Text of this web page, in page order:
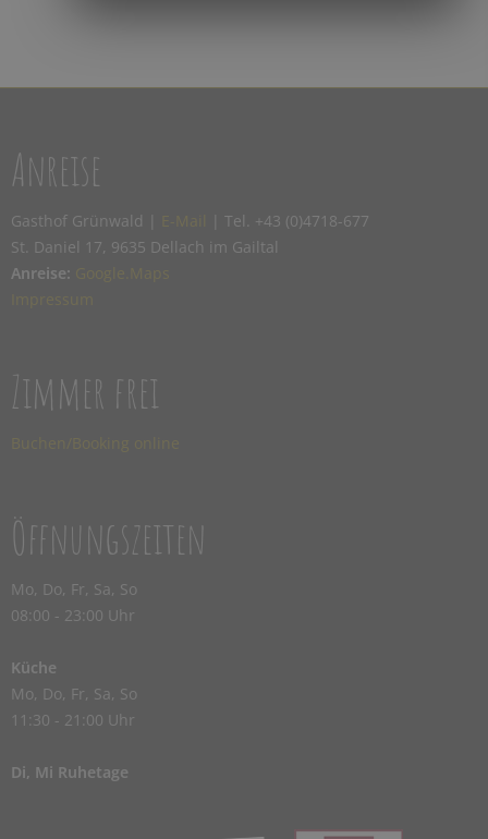
Anreise
Gasthof Grünwald |
| Tel. +43 (0)4718-677
St. Daniel 17, 9635 Dellach im Gailtal
Anreise:
Zimmer frei
Öffnungszeiten
Mo, Do, Fr, Sa, So
08:00 - 23:00 Uhr
Küche
Mo, Do, Fr, Sa, So
11:30 - 21:00 Uhr
Di, Mi Ruhetage